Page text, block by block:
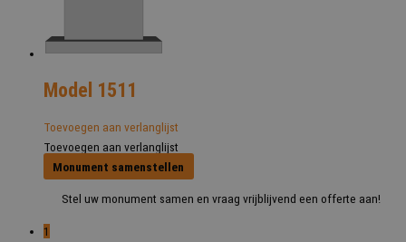
Model 1511
Toevoegen aan verlanglijst
Toevoegen aan verlanglijst
Monument samenstellen
Stel uw monument samen en vraag vrijblijvend een offerte aan!
1